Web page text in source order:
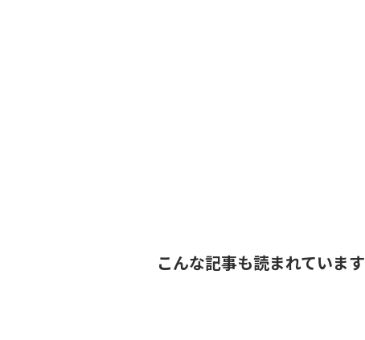
こんな記事も読まれています